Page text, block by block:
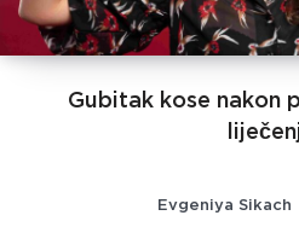
Gubitak kose nakon
Evgeniya Sikach